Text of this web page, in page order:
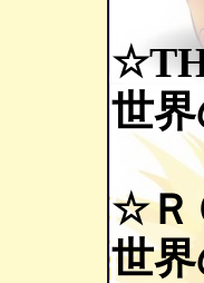
世
☆Ｒ
世